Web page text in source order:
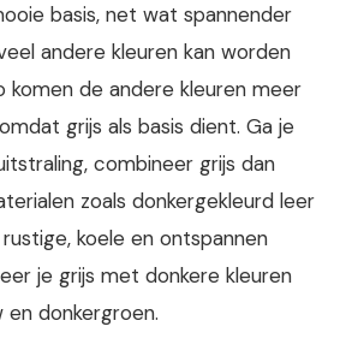
basis, net wat spannender
andere kleuren kan worden
komen de andere kleuren meer
grijs als basis dient. Ga je
combineer grijs dan
zoals donkergekleurd leer
koele en ontspannen
je grijs met donkere kleuren
en donkergroen.